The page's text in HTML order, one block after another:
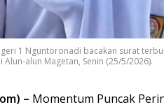
1 Nguntoronadi bacakan surat
alun Magetan, Senin (25/5/2026).
– Momentum Puncak